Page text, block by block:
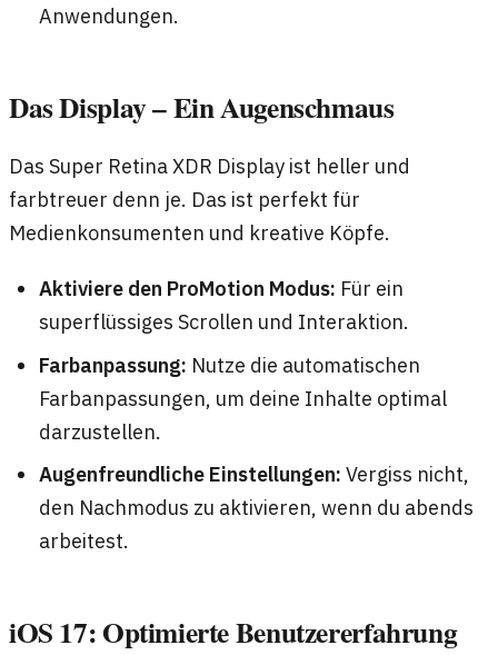
Anwendungen.
Das Display – Ein Augenschmaus
Das Super Retina XDR Display ist heller und
farbtreuer denn je. Das ist perfekt für
Medienkonsumenten und kreative Köpfe.
Aktiviere den ProMotion Modus: Für ein
superflüssiges Scrollen und Interaktion.
Farbanpassung: Nutze die automatischen
Farbanpassungen, um deine Inhalte optimal
darzustellen.
Augenfreundliche Einstellungen: Vergiss nicht,
den Nachmodus zu aktivieren, wenn du abends
arbeitest.
iOS 17: Optimierte Benutzererfahrung